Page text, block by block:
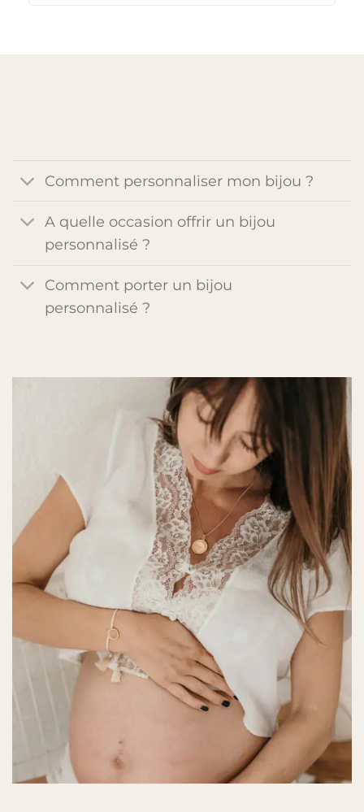
Comment personnaliser mon bijou ?
A quelle occasion offrir un bijou
personnalisé ?
Comment porter un bijou
personnalisé ?